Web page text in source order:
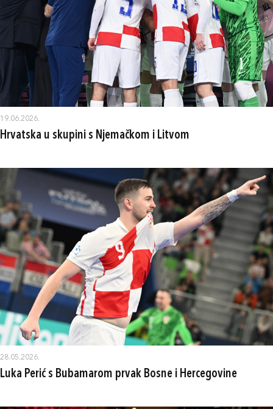
19.06.2026.
Hrvatska u skupini s Njemačkom i Litvom
28.05.2026.
Luka Perić s Bubamarom prvak Bosne i Hercegovine